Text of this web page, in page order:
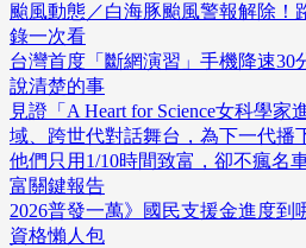
颱風動態／白海豚颱風警報解除！
錄一次看
台灣首度「斷網演習」手機降速30
說清楚的事
見證「A Heart for Science女科學
域、跨世代對話舞台，為下一代播
他們只用1/10時間致富，卻不瘋
富關鍵報告
2026普發一萬》國民支援金進度到
資格懶人包